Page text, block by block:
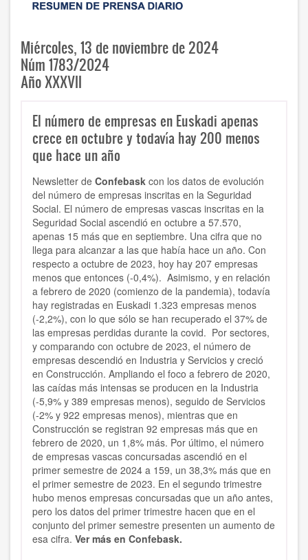
Miércoles, 13 de noviembre de 2024
Núm 1783/2024
Año XXXVII
El número de empresas en Euskadi apenas
crece en octubre y todavía hay 200 menos
que hace un año
Newsletter de Confebask con los datos de evolución
del número de empresas inscritas en la Seguridad
Social. El número de empresas vascas inscritas en la
Seguridad Social ascendió en octubre a 57.570,
apenas 15 más que en septiembre. Una cifra que no
llega para alcanzar a las que había hace un año. Con
respecto a octubre de 2023, hoy hay 207 empresas
menos que entonces (-0,4%). Asimismo, y en relación
a febrero de 2020 (comienzo de la pandemia), todavía
hay registradas en Euskadi 1.323 empresas menos
(-2,2%), con lo que sólo se han recuperado el 37% de
las empresas perdidas durante la covid. Por sectores,
y comparando con octubre de 2023, el número de
empresas descendió en Industria y Servicios y creció
en Construcción. Ampliando el foco a febrero de 2020,
las caídas más intensas se producen en la Industria
(-5,9% y 389 empresas menos), seguido de Servicios
(-2% y 922 empresas menos), mientras que en
Construcción se registran 92 empresas más que en
febrero de 2020, un 1,8% más. Por último, el número
de empresas vascas concursadas ascendió en el
primer semestre de 2024 a 159, un 38,3% más que en
el primer semestre de 2023. En el segundo trimestre
hubo menos empresas concursadas que un año antes,
pero los datos del primer trimestre hacen que en el
conjunto del primer semestre presenten un aumento de
esa cifra. Ver más en Confebask.